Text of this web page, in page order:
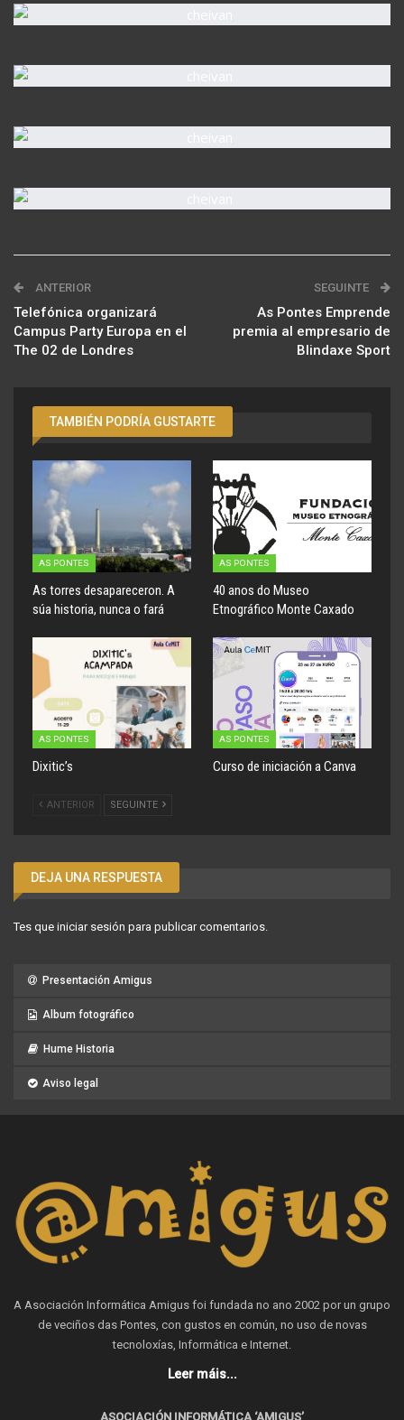
ANTERIOR
Telefónica organizará
Campus Party Europa en el
The 02 de Londres
SEGUINTE
As Pontes Emprende
premia al empresario de
Blindaxe Sport
TAMBIÉN PODRÍA GUSTARTE
AS PONTES
As torres desapareceron. A
súa historia, nunca o fará
AS PONTES
40 anos do Museo
Etnográfico Monte Caxado
AS PONTES
Dixitic’s
AS PONTES
Curso de iniciación a Canva
ANTERIOR SEGUINTE
DEJA UNA RESPUESTA
Tes que iniciar sesión para publicar comentarios.
Presentación Amigus
Album fotográfico
Hume Historia
Aviso legal
A Asociación Informática Amigus foi fundada no ano 2002 por un grupo
de veciños das Pontes, con gustos en común, no uso de novas
tecnoloxías, Informática e Internet.
Leer máis...
ASOCIACIÓN INFORMÁTICA ‘AMIGUS’